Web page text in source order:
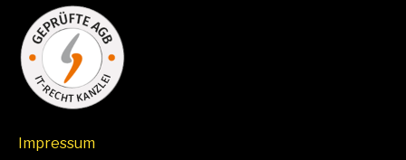
Impressum